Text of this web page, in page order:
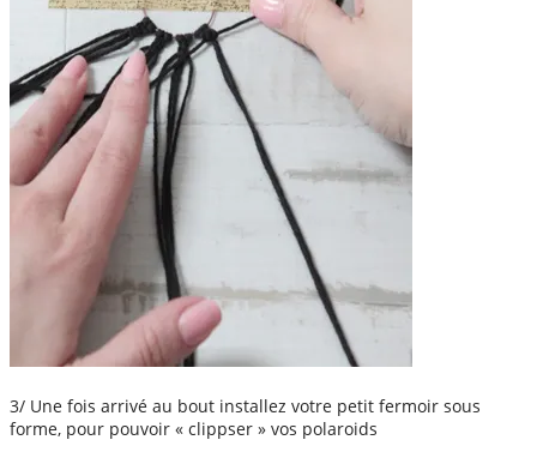
3/ Une fois arrivé au bout installez votre petit fermoir sous
forme, pour pouvoir « clippser » vos polaroids